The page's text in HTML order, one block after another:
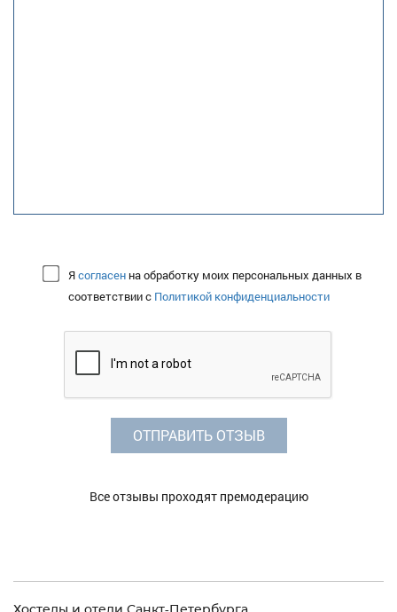
Ясогласенна обработку моих персональных данных в
соответствии с Политикой конфиденциальности
ОТПРАВИТЬ ОТЗЫВ
Все отзывы проходят премодерацию